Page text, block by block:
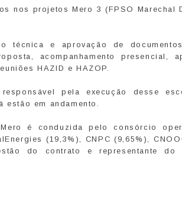
nos projetos Mero 3 (FPSO Marechal
técnica e aprovação de
acompanhamento presencial,
HAZID e HAZOP.
pela execução desse
estão em andamento.
é conduzida pelo consórcio
(19,3%), CNPC (9,65%),
do contrato e representante